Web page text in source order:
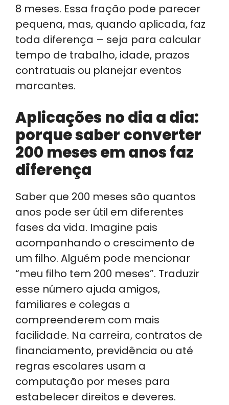
8 meses. Essa fração pode parecer
pequena, mas, quando aplicada, faz
toda diferença – seja para calcular
tempo de trabalho, idade, prazos
contratuais ou planejar eventos
marcantes.
Aplicações no dia a dia:
porque saber converter
200 meses em anos faz
diferença
Saber que 200 meses são quantos
anos pode ser útil em diferentes
fases da vida. Imagine pais
acompanhando o crescimento de
um filho. Alguém pode mencionar
“meu filho tem 200 meses”. Traduzir
esse número ajuda amigos,
familiares e colegas a
compreenderem com mais
facilidade. Na carreira, contratos de
financiamento, previdência ou até
regras escolares usam a
computação por meses para
estabelecer direitos e deveres.